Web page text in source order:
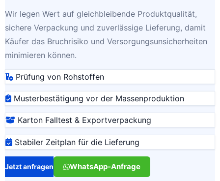
Wir legen Wert auf gleichbleibende Produktqualität,
sichere Verpackung und zuverlässige Lieferung, damit
Käufer das Bruchrisiko und Versorgungsunsicherheiten
minimieren können.
Prüfung von Rohstoffen
Musterbestätigung vor der Massenproduktion
Karton Falltest & Exportverpackung
Stabiler Zeitplan für die Lieferung
Jetzt anfragen WhatsApp-Anfrage